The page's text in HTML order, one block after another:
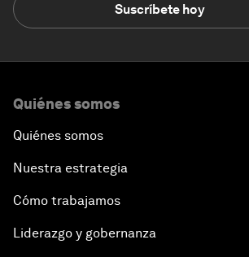
Suscríbete hoy
Quiénes somos
Quiénes somos
Nuestra estrategia
Cómo trabajamos
Liderazgo y gobernanza